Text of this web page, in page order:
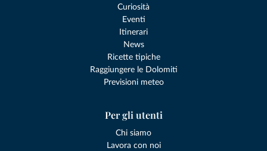
Curiosità
Eventi
Itinerari
News
Ricette tipiche
Raggiungere le Dolomiti
Previsioni meteo
Per gli utenti
Chi siamo
Lavora con noi